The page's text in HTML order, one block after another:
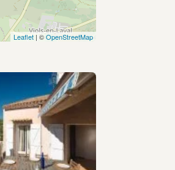
Leaflet | ©OpenStreetMap